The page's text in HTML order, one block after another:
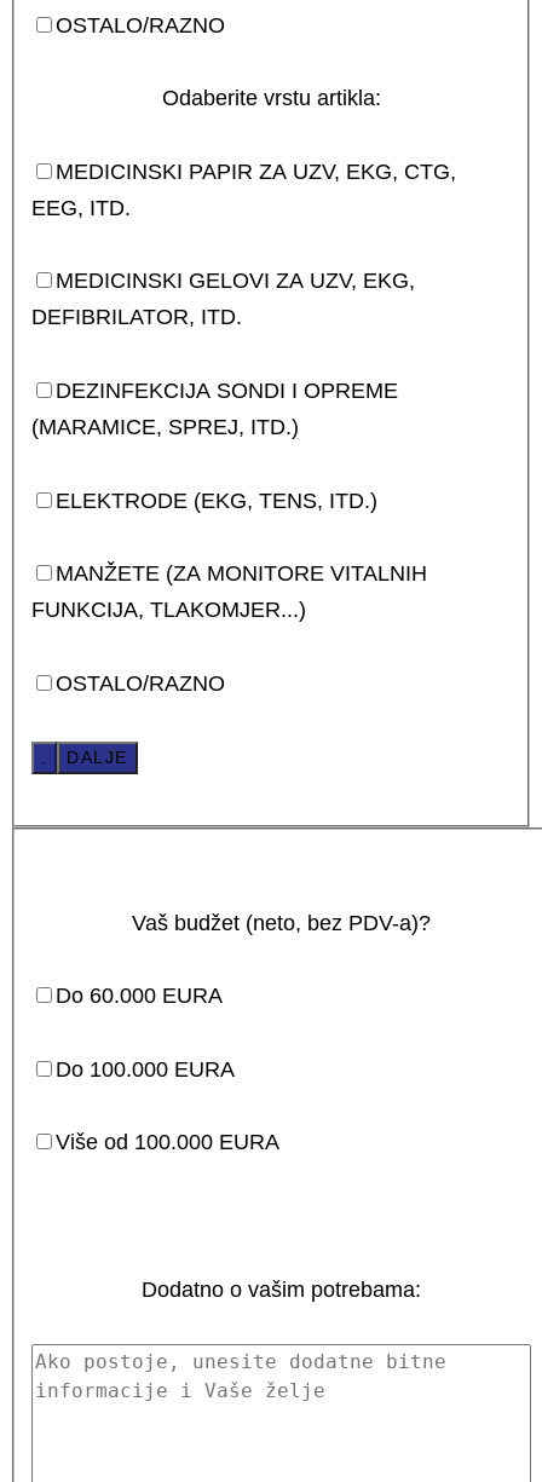
OSTALO/RAZNO
Odaberite vrstu artikla:
MEDICINSKI PAPIR ZA UZV, EKG, CTG,
EEG, ITD.
MEDICINSKI GELOVI ZA UZV, EKG,
DEFIBRILATOR, ITD.
DEZINFEKCIJA SONDI I OPREME
(MARAMICE, SPREJ, ITD.)
ELEKTRODE (EKG, TENS, ITD.)
MANŽETE (ZA MONITORE VITALNIH
FUNKCIJA, TLAKOMJER...)
OSTALO/RAZNO
. DALJE
Vaš budžet (neto, bez PDV-a)?
Do 60.000 EURA
Do 100.000 EURA
Više od 100.000 EURA
Dodatno o vašim potrebama: